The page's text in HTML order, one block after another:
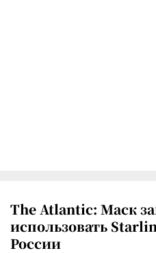
The Atlantic: Маск
использовать
России